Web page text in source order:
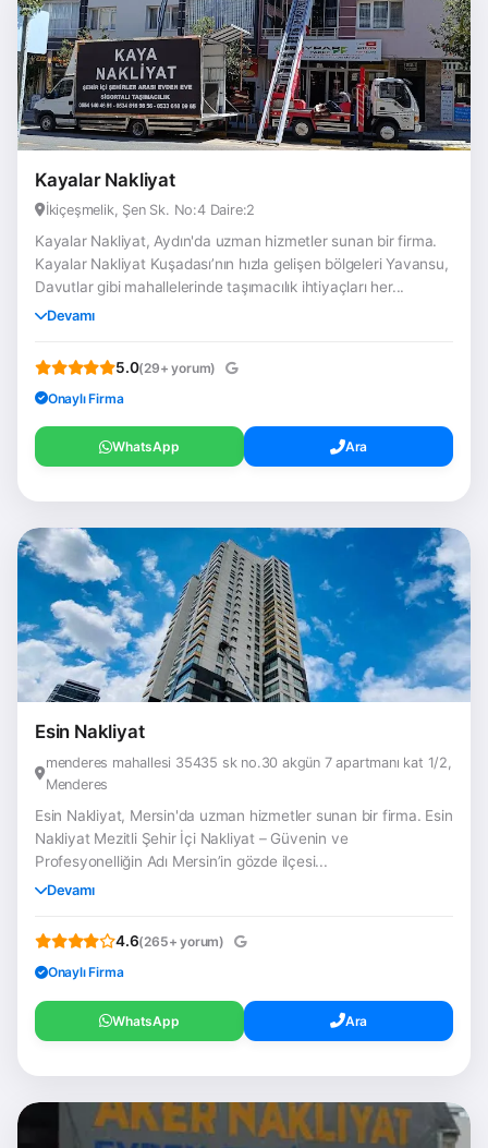
Kayalar Nakliyat
İkiçeşmelik, Şen Sk. No:4 Daire:2
Kayalar Nakliyat, Aydın'da uzman hizmetler sunan bir firma.
Kayalar Nakliyat Kuşadası’nın hızla gelişen bölgeleri Yavansu,
Davutlar gibi mahallelerinde taşımacılık ihtiyaçları her...
Devamı
5.0(29+ yorum)
Onaylı Firma
WhatsApp Ara
Esin Nakliyat
menderes mahallesi 35435 sk no.30 akgün 7 apartmanı kat 1/2,
Menderes
Esin Nakliyat, Mersin'da uzman hizmetler sunan bir firma. Esin
Nakliyat Mezitli Şehir İçi Nakliyat – Güvenin ve
Profesyonelliğin Adı Mersin’in gözde ilçesi...
Devamı
4.6(265+ yorum)
Onaylı Firma
WhatsApp Ara